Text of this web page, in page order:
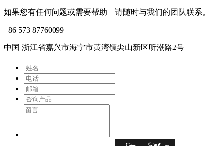
如果您有任何问题或需要帮助，请随时与我们的团队联系。
+86 573 87760099
中国 浙江省嘉兴市海宁市⻩湾镇尖⼭新区听潮路2号